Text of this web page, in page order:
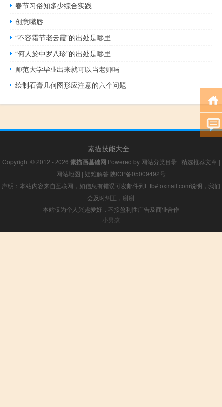
春节习俗知多少综合实践
创意嘴唇
“不容霜节老云霞”的出处是哪里
“何人於中罗八珍”的出处是哪里
师范大学毕业出来就可以当老师吗
绘制石膏几何图形应注意的六个问题
素描技能大全
Copyright © 2012 - 2026 素描画基础网 Powered by 网站分类目录 | 精选推荐文章 |
网站地图 | 疑难解答 陕ICP备05009492号
声明：本站内容来自互联网，如信息有错误可发邮件到f_fb#foxmail.com说明，我们
会及时纠正，谢谢
本站仅为个人兴趣爱好，不接盈利性广告及商业合作
小男孩